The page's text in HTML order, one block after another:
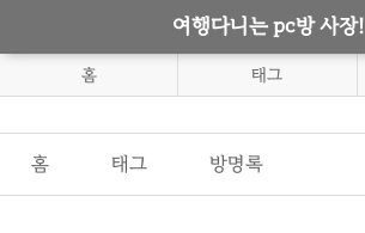
여행다니는 pc방 사장!
홈 태그
홈 태그 방명록